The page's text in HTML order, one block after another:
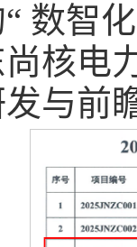
数智
核电
与前